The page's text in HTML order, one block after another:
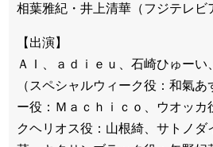
相葉雅紀・井上清華（フジテレビ
【出演】
ＡＩ、ａｄｉｅｕ、石崎ひゅーい
（スペシャルウィーク役：和氣
ー役：Ｍａｃｈｉｃｏ、ウオッカ
クヘリオス役：山根綺、サトノダ